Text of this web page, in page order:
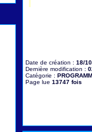
Date de création : 18/
Dernière modification :
Catégorie :
Page lue 13747 fois